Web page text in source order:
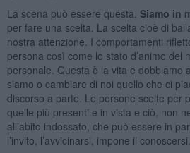
La scena può essere questa. Siamo in
per fare una scelta. La scelta cioè di
nostra attenzione. I comportamenti
persona così come lo stato d’animo del
personale. Questa è la vita e dobbiamo
siamo o cambiare di noi quello che ci
discorso a parte. Le persone scelte per
quelle più presenti e in vista e ciò, non
all’abito indossato, che può essere in
l’invito, l’avvicinarsi, impone il conoscersi.